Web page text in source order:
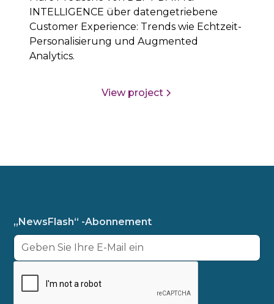
INTELLIGENCE über datengetriebene
Customer Experience: Trends wie Echtzeit-
Personalisierung und Augmented
Analytics.
View project
„NewsFlash“ -Abonnement